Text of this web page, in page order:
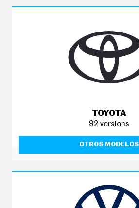
TOYOTA
92 versions
OTROS MODELOS